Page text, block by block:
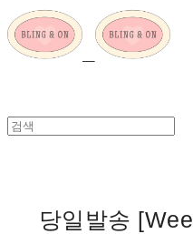
당일발송 [Wee